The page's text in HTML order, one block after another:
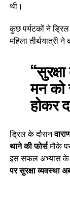
थी।
कुछ पर्यटकों ने
महिला तीर्थयात्री
मन को
होकर
ड्रिल के दौरान
थाने की फोर्समौके
इस सफल अभ्यास के
पर सुरक्षा